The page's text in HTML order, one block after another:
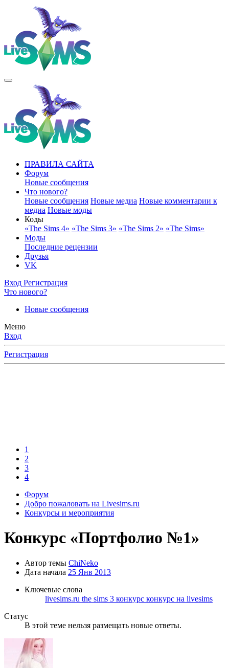
ПРАВИЛА САЙТА
Форум
Новые сообщения
Что нового?
Новые сообщения Новые медиа Новые комментарии к
медиа Новые моды
Коды
«The Sims 4» «The Sims 3» «The Sims 2» «The Sims»
Моды
Последние рецензии
Друзья
VK
Вход Регистрация
Что нового?
Новые сообщения
Меню
Вход
Регистрация
1
2
3
4
Форум
Добро пожаловать на Livesims.ru
Конкурсы и мероприятия
Конкурс «Портфолио №1»
Автор темы ChiNeko
Дата начала 25 Янв 2013
Ключевые слова
livesims.ru the sims 3 конкурс конкурс на livesims
Статус
В этой теме нельзя размещать новые ответы.